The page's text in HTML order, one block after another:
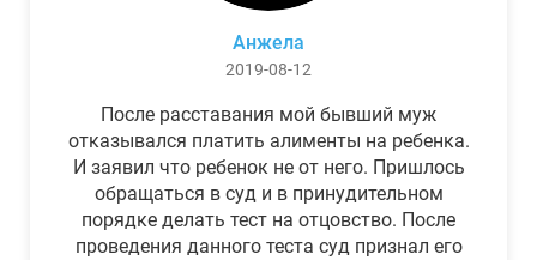
Анжела
2019-08-12
После расставания мой бывший муж
отказывался платить алименты на ребенка.
И заявил что ребенок не от него. Пришлось
обращаться в суд и в принудительном
порядке делать тест на отцовство. После
проведения данного теста суд признал его